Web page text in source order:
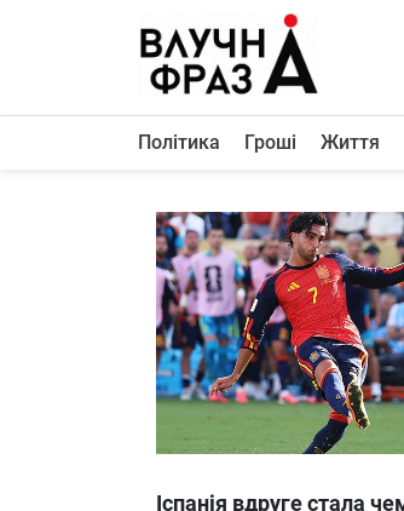
Політика
Життя
Лайфстайл
ТехноНаука
Людина
Корисності
Політика Гроші Життя
Іспанія вдруге стала